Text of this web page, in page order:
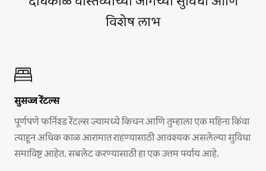
विशेष लाभ
सुसज्ज रेंटल्स
पूर्णपणे फर्निश्ड रेंटल्स ज्यामध्ये किचन आणि तुम्हाला एक महिना किंवा
त्याहून अधिक काळ आरामात राहण्यासाठी आवश्यक असलेल्या सुविधा
समाविष्ट आहेत. सबलेट करण्यासाठी हा एक उत्तम पर्याय आहे.